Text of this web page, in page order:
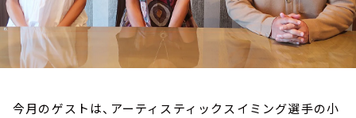
今月のゲストは、アーティスティックスイミング選手の小